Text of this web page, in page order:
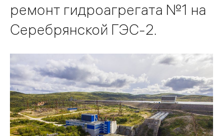
ремонт гидроагрегата №1 на
Серебрянской ГЭС-2.